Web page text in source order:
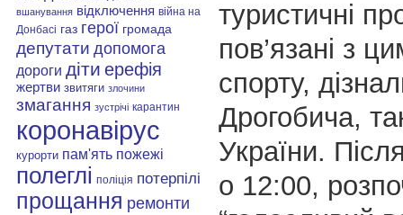
вшанування відключення війна на
Донбасі газ герої громада
депутати допомога
дороги діти ерефія
жертви звитяги злочини
змагання зустрічі карантин
коронавірус
курорти пам'ять пожежі
полеглі поліція потерпілі
прощання ремонти
туристичні
пов’язані з
спорту,
Дрогобича, так
України.
о 12:00,